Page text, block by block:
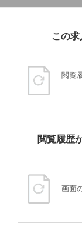
この
閲覧
閲覧履歴
画面